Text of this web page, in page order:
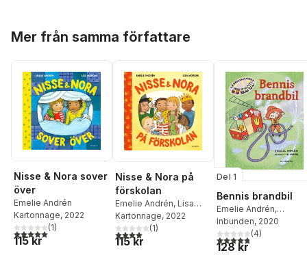
Mer från samma författare
Nisse & Nora sover
över
Emelie Andrén
Kartonnage, 2022
5,0utav 5 stjärnor. Totalt antal röster:
(1)
115 kr
Nisse & Nora på
förskolan
Emelie Andrén, Lisa
Moroni
Kartonnage, 2022
4,0utav 5 stjärnor. Totalt antal röster:
(1)
115 kr
Del 1
Bennis brandbil
Emelie Andrén,
Jeanette Milde
Inbunden, 2020
4,8utav 5 stjärnor.
(4)
128 kr